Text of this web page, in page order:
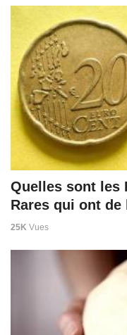
Quelles sont les
Rares qui ont de
25K Vues